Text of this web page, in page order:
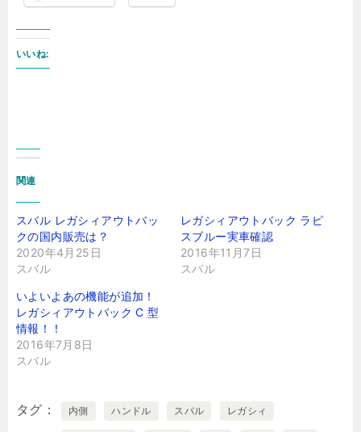
いいね:
関連
スバル レガシィアウトバッ
クの国内販売は？
2020年4月25日
スバル
レガシィアウトバック ラピ
スブルー実車確認
2016年11月7日
スバル
いよいよあの機能が追加！
レガシィアウトバック C 型
情報！！
2016年7月8日
スバル
タグ 内側 ハンドル スバル レガシィ